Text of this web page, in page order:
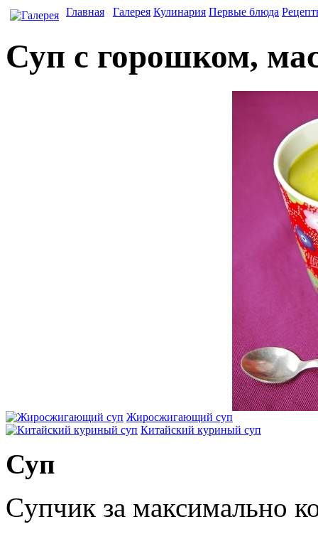
Главная Галерея Кулинария Первые блюда
Суп с горошком,
Жиросжигающий суп
Китайский куриный суп
Суп
Cупчик за максимально